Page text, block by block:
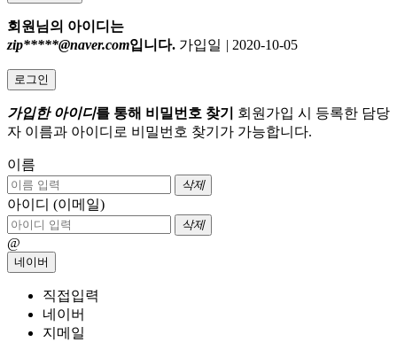
회원님의 아이디는
zip*****@naver.com입니다. 가입일 | 2020-10-05
로그인
가입한 아이디를 통해 비밀번호 찾기
회원가입 시 등록한 담당
자 이름과 아이디로 비밀번호 찾기가 가능합니다.
이름
삭제
아이디 (이메일)
삭제
@
네이버
직접입력
네이버
지메일